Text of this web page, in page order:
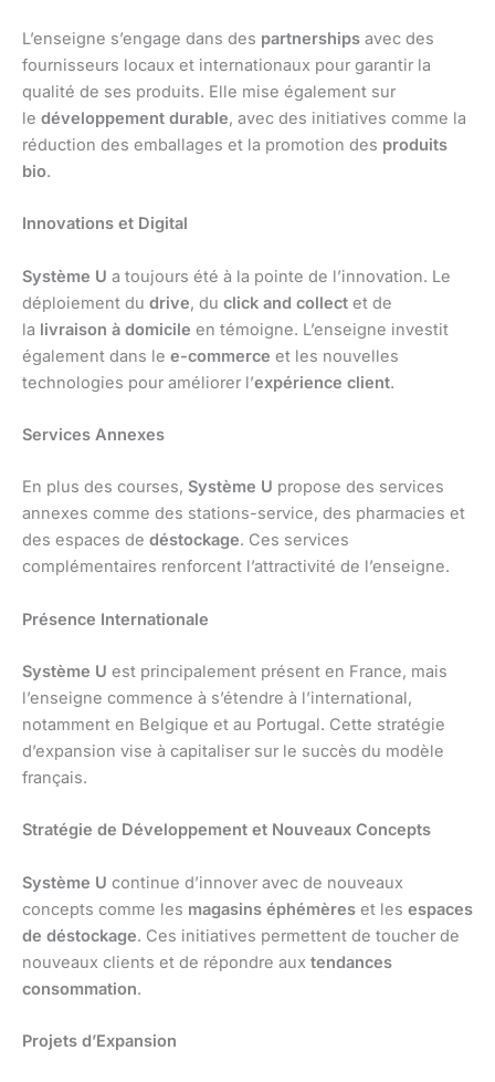
L’enseigne s’engage dans des partnerships avec des
fournisseurs locaux et internationaux pour garantir la
qualité de ses produits. Elle mise également sur
le développement durable, avec des initiatives comme la
réduction des emballages et la promotion des produits
bio.
Innovations et Digital
Système U a toujours été à la pointe de l’innovation. Le
déploiement du drive, du click and collect et de
la livraison à domicile en témoigne. L’enseigne investit
également dans le e-commerce et les nouvelles
technologies pour améliorer l’expérience client.
Services Annexes
En plus des courses, Système U propose des services
annexes comme des stations-service, des pharmacies et
des espaces de déstockage. Ces services
complémentaires renforcent l’attractivité de l’enseigne.
Présence Internationale
Système U est principalement présent en France, mais
l’enseigne commence à s’étendre à l’international,
notamment en Belgique et au Portugal. Cette stratégie
d’expansion vise à capitaliser sur le succès du modèle
français.
Stratégie de Développement et Nouveaux Concepts
Système U continue d’innover avec de nouveaux
concepts comme les magasins éphémères et les espaces
de déstockage. Ces initiatives permettent de toucher de
nouveaux clients et de répondre aux tendances
consommation.
Projets d’Expansion